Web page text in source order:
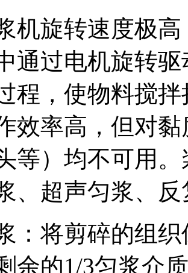
机旋转速度极
通过电机旋转
程，使物料搅
效率高，但对
等）均不可用
、超声匀浆、
：将剪碎的组
余的1/3匀浆介